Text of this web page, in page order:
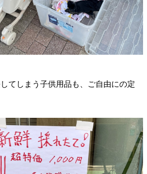
てしまう子供用品も、ご自由にの定